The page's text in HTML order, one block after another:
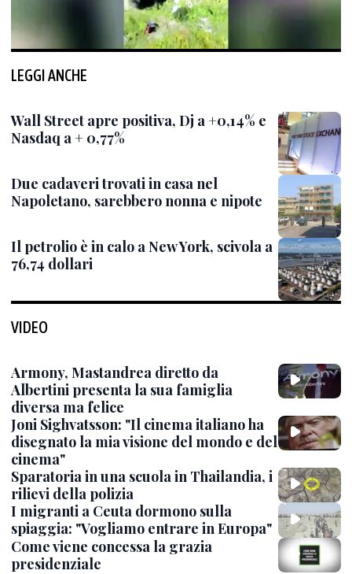
LEGGI ANCHE
Wall Street apre positiva, Dj a +0,14% e
Nasdaq a + 0,77%
Due cadaveri trovati in casa nel
Napoletano, sarebbero nonna e nipote
Il petrolio è in calo a New York, scivola a
76,74 dollari
VIDEO
Armony, Mastandrea diretto da
Albertini presenta la sua famiglia
diversa ma felice
Joni Sighvatsson: "Il cinema italiano ha
disegnato la mia visione del mondo e del
cinema"
Sparatoria in una scuola in Thailandia, i
rilievi della polizia
I migranti a Ceuta dormono sulla
spiaggia: "Vogliamo entrare in Europa"
Come viene concessa la grazia
presidenziale